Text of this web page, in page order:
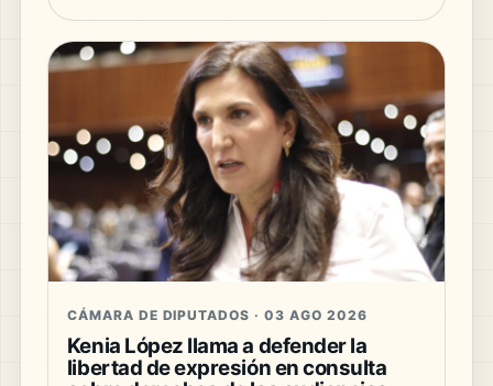
CÁMARA DE DIPUTADOS · 03 AGO 2026
Kenia López llama a defender la
libertad de expresión en consulta